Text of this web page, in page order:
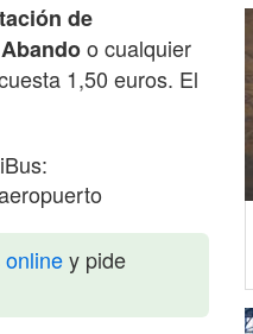
de
o cualquier
1,50 euros. El
y pide